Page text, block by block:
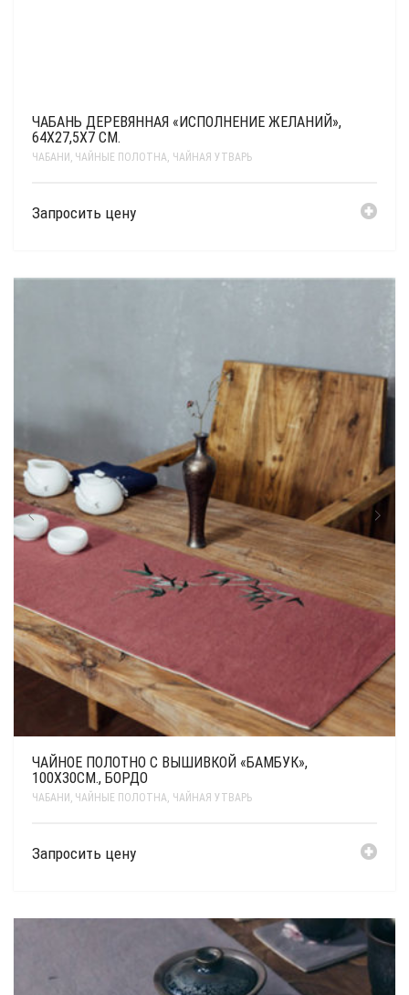
ЧАБАНЬ ДЕРЕВЯННАЯ «ИСПОЛНЕНИЕ ЖЕЛАНИЙ»,
64Х27,5Х7 СМ.
ЧАБАНИ, ЧАЙНЫЕ ПОЛОТНА ЧАЙНАЯ УТВАРЬ
Запросить цену
ЧАЙНОЕ ПОЛОТНО С ВЫШИВКОЙ «БАМБУК»,
100Х30СМ., БОРДО
ЧАБАНИ, ЧАЙНЫЕ ПОЛОТНА, ЧАЙНАЯ УТВАРЬ
Запросить цену